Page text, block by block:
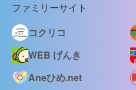
ファミリーサイト
コクリコ
WEB げんき
Aneひめ.net